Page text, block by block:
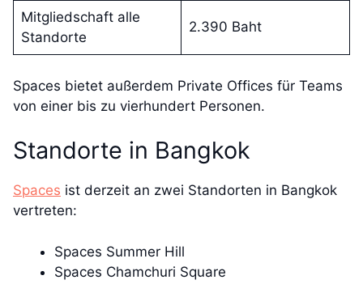
Mitgliedschaft alle
Standorte
2.390 Baht
Spaces bietet außerdem Private Offices für Teams
von einer bis zu vierhundert Personen.
Standorte in Bangkok
Spaces ist derzeit an zwei Standorten in Bangkok
vertreten:
Spaces Summer Hill
Spaces Chamchuri Square